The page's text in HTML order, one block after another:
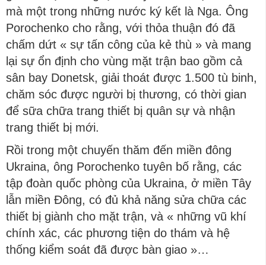
mà một trong những nước ký kết là Nga. Ông
Porochenko cho rằng, với thỏa thuận đó đã
chấm dứt « sự tấn công của kẻ thù » và mang
lại sự ổn định cho vùng mặt trận bao gồm cả
sân bay Donetsk, giải thoát được 1.500 tù binh,
chăm sóc được người bị thương, có thời gian
để sữa chữa trang thiết bị quân sự và nhận
trang thiết bị mới.
Rồi trong một chuyến thăm đến miền đông
Ukraina, ông Porochenko tuyên bố rằng, các
tập đoàn quốc phòng của Ukraina, ở miền Tây
lẫn miền Đông, có đủ khả năng sửa chữa các
thiết bị giành cho mặt trận, và « những vũ khí
chính xác, các phương tiện do thám và hệ
thống kiểm soát đã được bàn giao »…